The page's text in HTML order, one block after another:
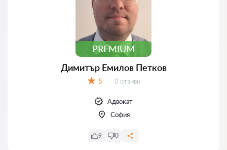
PREMIUM
Димитър Емилов Петков
5 Отзиви:
0 отзиви
Адвокат
София
9 0